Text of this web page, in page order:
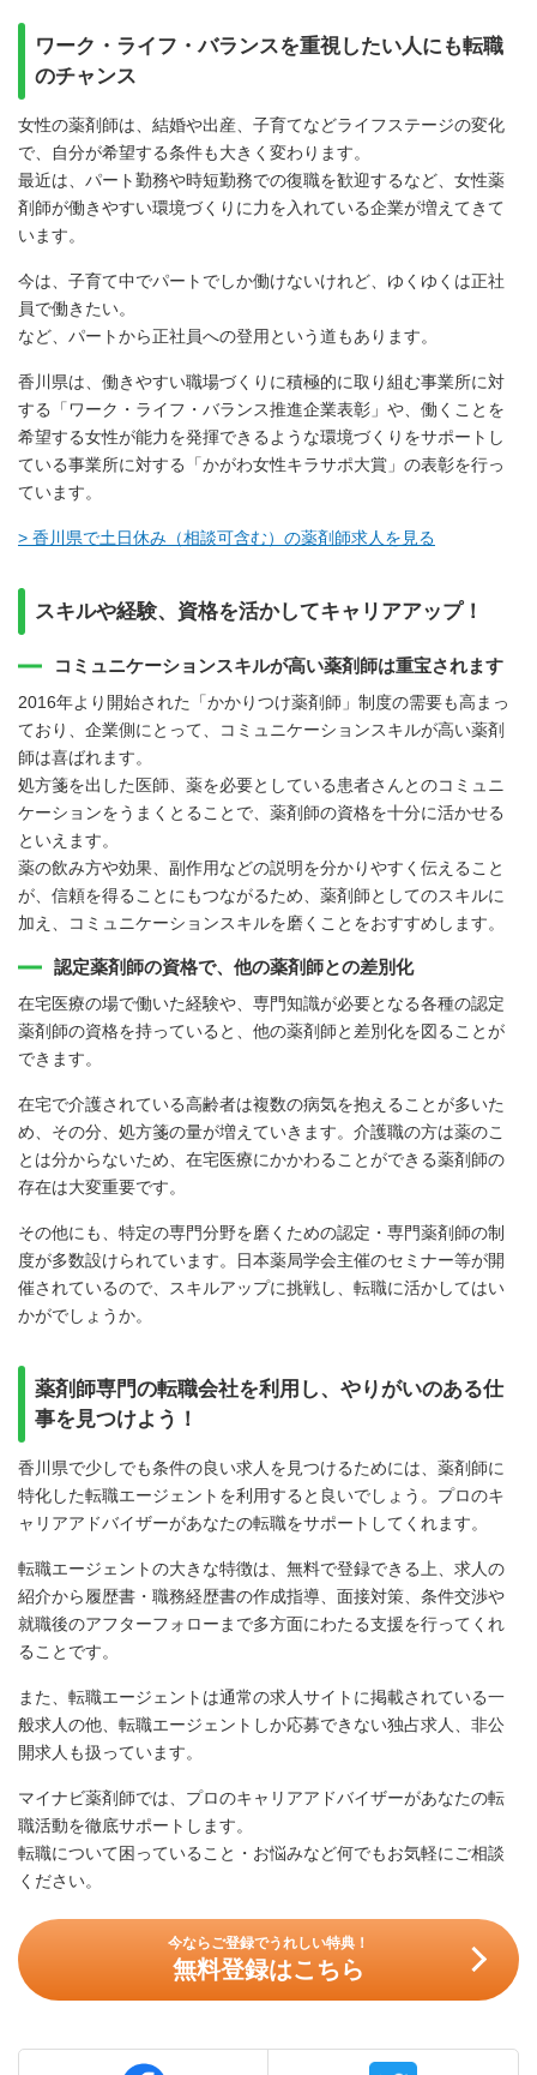
ワーク・ライフ・バランスを重視したい人にも転職
のチャンス
女性の薬剤師は、結婚や出産、子育てなどライフステージの変化
で、自分が希望する条件も大きく変わります。
最近は、パート勤務や時短勤務での復職を歓迎するなど、女性薬
剤師が働きやすい環境づくりに力を入れている企業が増えてきて
います。
今は、子育て中でパートでしか働けないけれど、ゆくゆくは正社
員で働きたい。
など、パートから正社員への登用という道もあります。
香川県は、働きやすい職場づくりに積極的に取り組む事業所に対
する「ワーク・ライフ・バランス推進企業表彰」や、働くことを
希望する女性が能力を発揮できるような環境づくりをサポートし
ている事業所に対する「かがわ女性キラサポ大賞」の表彰を行っ
ています。
> 香川県で土日休み（相談可含む）の薬剤師求人を見る
スキルや経験、資格を活かしてキャリアアップ！
コミュニケーションスキルが高い薬剤師は重宝されます
2016年より開始された「かかりつけ薬剤師」制度の需要も高まっ
ており、企業側にとって、コミュニケーションスキルが高い薬剤
師は喜ばれます。
処方箋を出した医師、薬を必要としている患者さんとのコミュニ
ケーションをうまくとることで、薬剤師の資格を十分に活かせる
といえます。
薬の飲み方や効果、副作用などの説明を分かりやすく伝えること
が、信頼を得ることにもつながるため、薬剤師としてのスキルに
加え、コミュニケーションスキルを磨くことをおすすめします。
認定薬剤師の資格で、他の薬剤師との差別化
在宅医療の場で働いた経験や、専門知識が必要となる各種の認定
薬剤師の資格を持っていると、他の薬剤師と差別化を図ることが
できます。
在宅で介護されている高齢者は複数の病気を抱えることが多いた
め、その分、処方箋の量が増えていきます。介護職の方は薬のこ
とは分からないため、在宅医療にかかわることができる薬剤師の
存在は大変重要です。
その他にも、特定の専門分野を磨くための認定・専門薬剤師の制
度が多数設けられています。日本薬局学会主催のセミナー等が開
催されているので、スキルアップに挑戦し、転職に活かしてはい
かがでしょうか。
薬剤師専門の転職会社を利用し、やりがいのある仕
事を見つけよう！
香川県で少しでも条件の良い求人を見つけるためには、薬剤師に
特化した転職エージェントを利用すると良いでしょう。プロのキ
ャリアアドバイザーがあなたの転職をサポートしてくれます。
転職エージェントの大きな特徴は、無料で登録できる上、求人の
紹介から履歴書・職務経歴書の作成指導、面接対策、条件交渉や
就職後のアフターフォローまで多方面にわたる支援を行ってくれ
ることです。
また、転職エージェントは通常の求人サイトに掲載されている一
般求人の他、転職エージェントしか応募できない独占求人、非公
開求人も扱っています。
マイナビ薬剤師では、プロのキャリアアドバイザーがあなたの転
職活動を徹底サポートします。
転職について困っていること・お悩みなど何でもお気軽にご相談
ください。
今ならご登録でうれしい特典！
無料登録はこちら